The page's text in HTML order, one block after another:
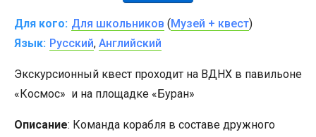
Для кого: Для школьников (Музей + квест)
Язык: Русский, Английский
Экскурсионный квест проходит на ВДНХ в павильоне
«Космос» и на площадке «Буран»
Описание: Команда корабля в составе дружного